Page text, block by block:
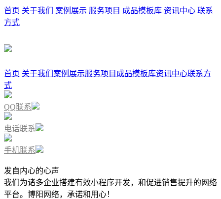
首页 关于我们 案例展示 服务项目 成品模板库 资讯中心 联系
方式
首页 关于我们 案例展示服务项目 成品模板库资讯中心联系方
式
QQ联系
电话联系
手机联系
发自内心的心声
我们为诸多企业搭建有效小程序开发，和促进销售提升的网络
平台。博阳网络，承诺和用心！